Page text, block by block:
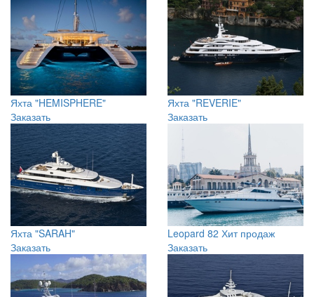
Яхта "OASIS"
Яхта "HEMISPHERE"
Заказать
Яхта "REVERIE"
Заказать
Яхта "SARAH"
Leopard 82Хит продаж